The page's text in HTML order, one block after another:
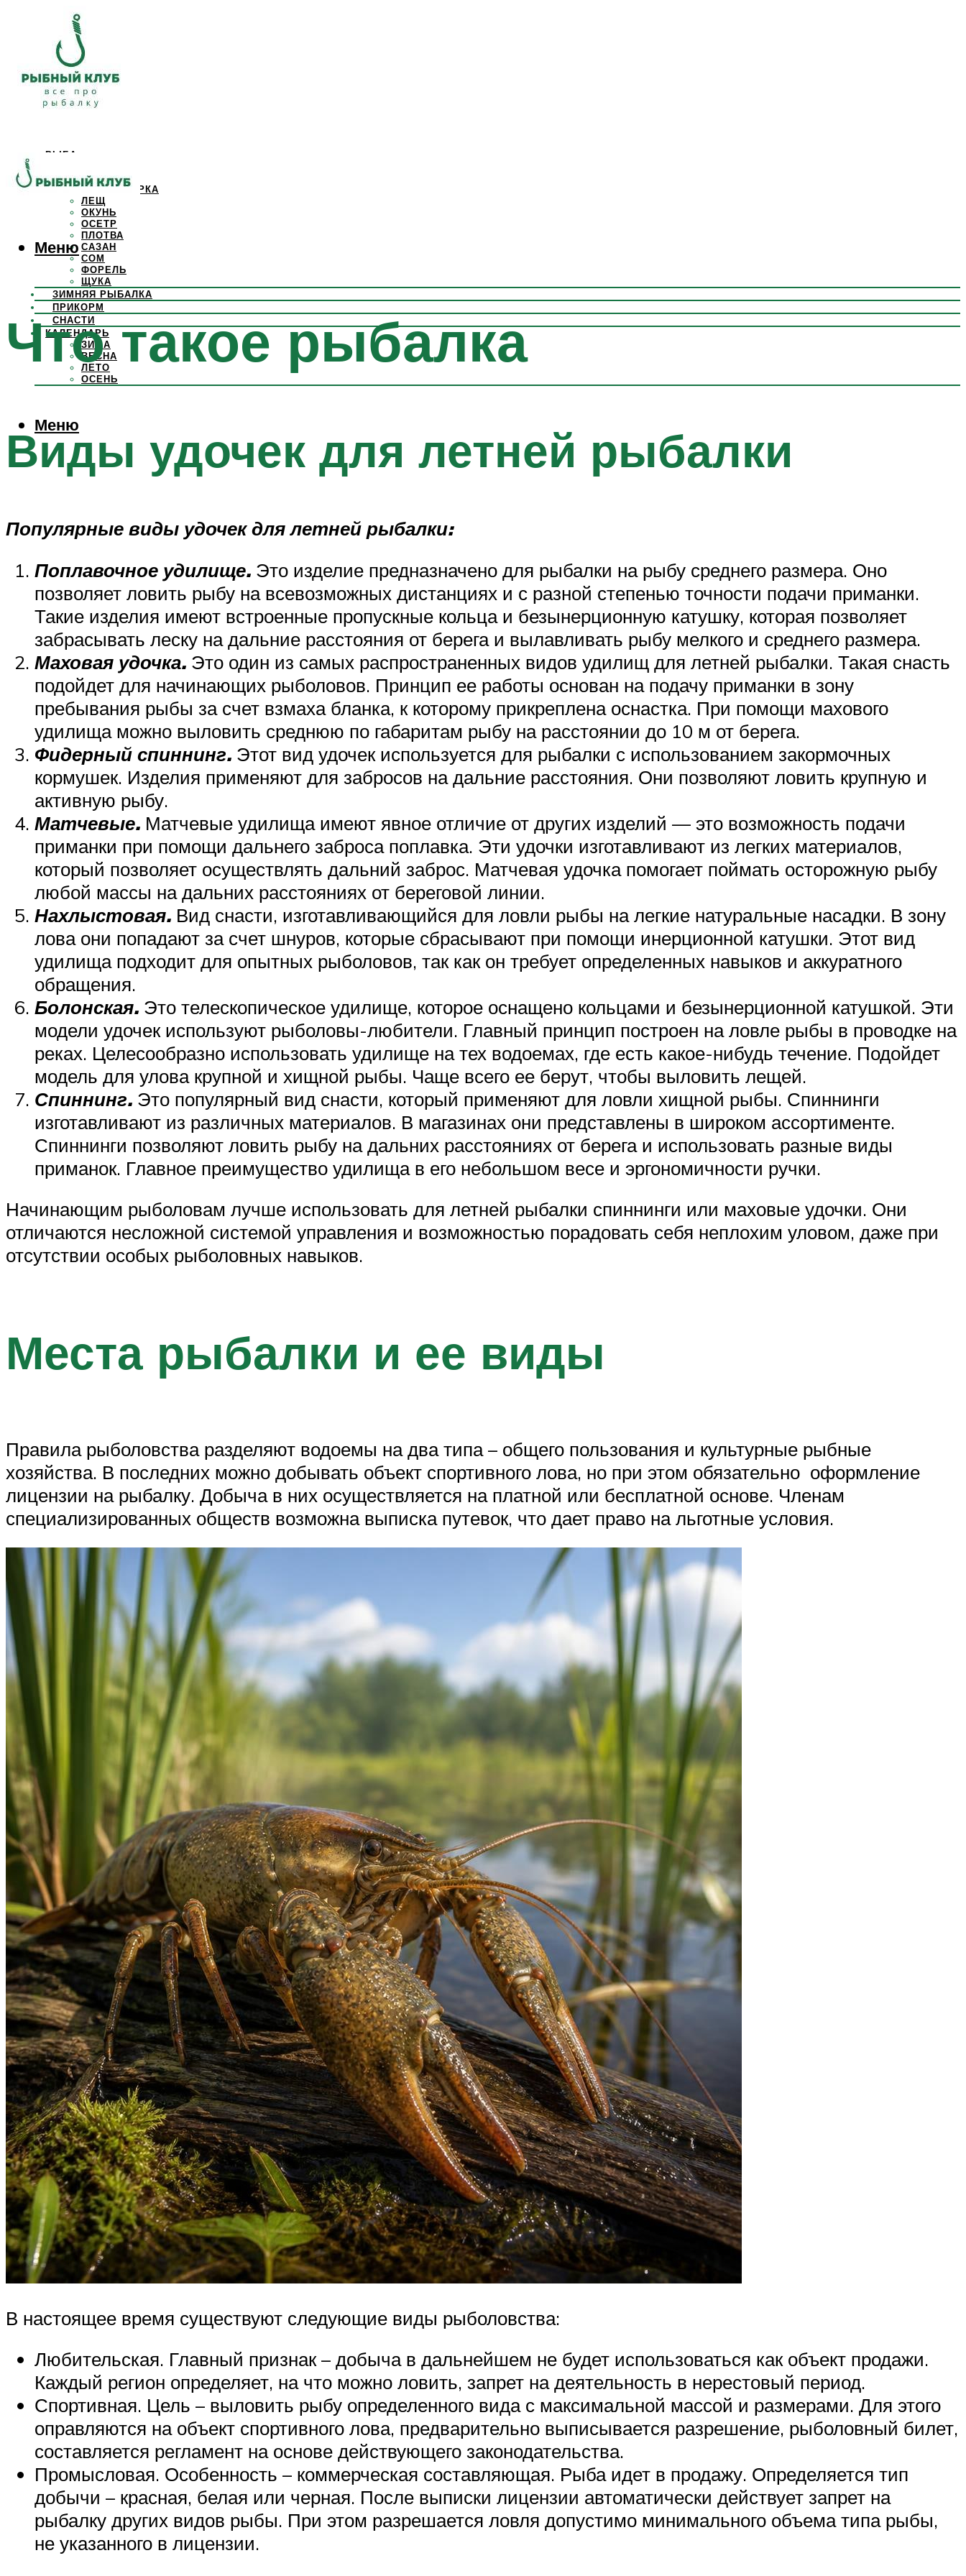
РЫБА
КАРП
КРАСНОПЕРКА
ЛЕЩ
ОКУНЬ
ОСЕТР
ПЛОТВА
САЗАН
СОМ
ФОРЕЛЬ
ЩУКА
ЗИМНЯЯ РЫБАЛКА
ПРИКОРМ
СНАСТИ
КАЛЕНДАРЬ
ЗИМА
ВЕСНА
ЛЕТО
ОСЕНЬ
Меню
Меню
Что такое рыбалка
Виды удочек для летней рыбалки
Популярные виды удочек для летней рыбалки:
Поплавочное удилище. Это изделие предназначено для рыбалки на рыбу среднего размера. Оно
позволяет ловить рыбу на всевозможных дистанциях и с разной степенью точности подачи приманки.
Такие изделия имеют встроенные пропускные кольца и безынерционную катушку, которая позволяет
забрасывать леску на дальние расстояния от берега и вылавливать рыбу мелкого и среднего размера.
Маховая удочка. Это один из самых распространенных видов удилищ для летней рыбалки. Такая снасть
подойдет для начинающих рыболовов. Принцип ее работы основан на подачу приманки в зону
пребывания рыбы за счет взмаха бланка, к которому прикреплена оснастка. При помощи махового
удилища можно выловить среднюю по габаритам рыбу на расстоянии до 10 м от берега.
Фидерный спиннинг. Этот вид удочек используется для рыбалки с использованием закормочных
кормушек. Изделия применяют для забросов на дальние расстояния. Они позволяют ловить крупную и
активную рыбу.
Матчевые. Матчевые удилища имеют явное отличие от других изделий — это возможность подачи
приманки при помощи дальнего заброса поплавка. Эти удочки изготавливают из легких материалов,
который позволяет осуществлять дальний заброс. Матчевая удочка помогает поймать осторожную рыбу
любой массы на дальних расстояниях от береговой линии.
Нахлыстовая. Вид снасти, изготавливающийся для ловли рыбы на легкие натуральные насадки. В зону
лова они попадают за счет шнуров, которые сбрасывают при помощи инерционной катушки. Этот вид
удилища подходит для опытных рыболовов, так как он требует определенных навыков и аккуратного
обращения.
Болонская. Это телескопическое удилище, которое оснащено кольцами и безынерционной катушкой. Эти
модели удочек используют рыболовы-любители. Главный принцип построен на ловле рыбы в проводке на
реках. Целесообразно использовать удилище на тех водоемах, где есть какое-нибудь течение. Подойдет
модель для улова крупной и хищной рыбы. Чаще всего ее берут, чтобы выловить лещей.
Спиннинг. Это популярный вид снасти, который применяют для ловли хищной рыбы. Спиннинги
изготавливают из различных материалов. В магазинах они представлены в широком ассортименте.
Спиннинги позволяют ловить рыбу на дальних расстояниях от берега и использовать разные виды
приманок. Главное преимущество удилища в его небольшом весе и эргономичности ручки.
Начинающим рыболовам лучше использовать для летней рыбалки спиннинги или маховые удочки. Они
отличаются несложной системой управления и возможностью порадовать себя неплохим уловом, даже при
отсутствии особых рыболовных навыков.
Места рыбалки и ее виды
Правила рыболовства разделяют водоемы на два типа – общего пользования и культурные рыбные
хозяйства. В последних можно добывать объект спортивного лова, но при этом обязательно оформление
лицензии на рыбалку. Добыча в них осуществляется на платной или бесплатной основе. Членам
специализированных обществ возможна выписка путевок, что дает право на льготные условия.
В настоящее время существуют следующие виды рыболовства:
Любительская. Главный признак – добыча в дальнейшем не будет использоваться как объект продажи.
Каждый регион определяет, на что можно ловить, запрет на деятельность в нерестовый период.
Спортивная. Цель – выловить рыбу определенного вида с максимальной массой и размерами. Для этого
оправляются на объект спортивного лова, предварительно выписывается разрешение, рыболовный билет,
составляется регламент на основе действующего законодательства.
Промысловая. Особенность – коммерческая составляющая. Рыба идет в продажу. Определяется тип
добычи – красная, белая или черная. После выписки лицензии автоматически действует запрет на
рыбалку других видов рыбы. При этом разрешается ловля допустимо минимального объема типа рыбы,
не указанного в лицензии.